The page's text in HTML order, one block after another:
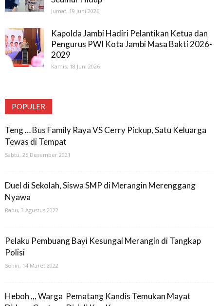
Jumat, 19 Juni 2026
Kapolda Jambi Hadiri Pelantikan Ketua dan
Pengurus PWI Kota Jambi Masa Bakti 2026-
2029
Kamis, 18 Juni 2026
POPULER
Teng … Bus Family Raya VS Cerry Pickup, Satu Keluarga
Tewas di Tempat
Sabtu, 25 Desember 2021
Duel di Sekolah, Siswa SMP di Merangin Merenggang
Nyawa
Rabu, 3 Agustus 2022
Pelaku Pembuang Bayi Kesungai Merangin di Tangkap
Polisi
Senin, 14 Maret 2022
Heboh ,,, Warga Pematang Kandis Temukan Mayat